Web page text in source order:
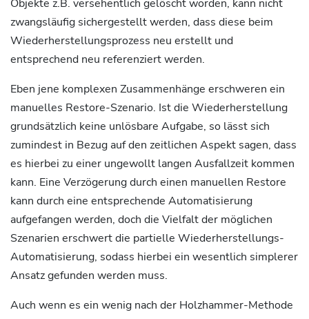
Objekte z.B. versehentlich gelöscht worden, kann nicht
zwangsläufig sichergestellt werden, dass diese beim
Wiederherstellungsprozess neu erstellt und
entsprechend neu referenziert werden.
Eben jene komplexen Zusammenhänge erschweren ein
manuelles Restore-Szenario. Ist die Wiederherstellung
grundsätzlich keine unlösbare Aufgabe, so lässt sich
zumindest in Bezug auf den zeitlichen Aspekt sagen, dass
es hierbei zu einer ungewollt langen Ausfallzeit kommen
kann. Eine Verzögerung durch einen manuellen Restore
kann durch eine entsprechende Automatisierung
aufgefangen werden, doch die Vielfalt der möglichen
Szenarien erschwert die partielle Wiederherstellungs-
Automatisierung, sodass hierbei ein wesentlich simplerer
Ansatz gefunden werden muss.
Auch wenn es ein wenig nach der Holzhammer-Methode